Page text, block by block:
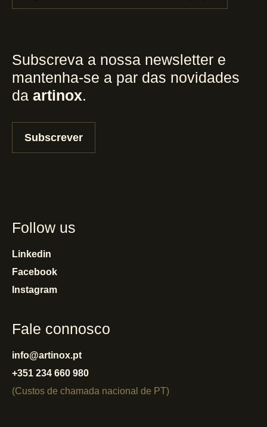
Subscreva a nossa newsletter e
mantenha-se a par das novidades
da artinox.
Subscrever
Follow us
Linkedin
Facebook
Instagram
Fale connosco
info@artinox.pt
+351 234 660 980
(Custos de chamada nacional de PT)